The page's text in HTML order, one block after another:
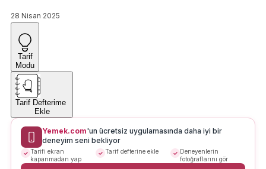
28 Nisan 2025
Tarif
Modu
Tarif Defterime
Ekle
Yemek.com'un ücretsiz uygulamasında daha iyi bir
deneyim seni bekliyor
Tarifi ekran
kapanmadan yap
Tarif defterine ekle
Deneyenlerin
fotoğraflarını gör